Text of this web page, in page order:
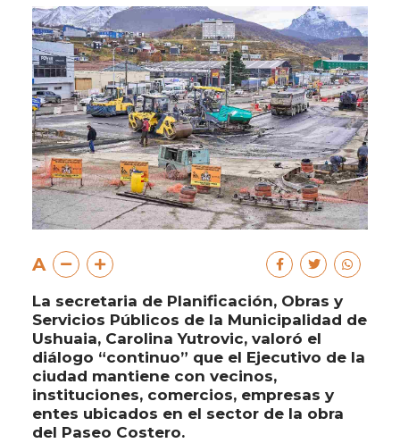
A
La secretaria de Planificación, Obras y
Servicios Públicos de la Municipalidad de
Ushuaia, Carolina Yutrovic, valoró el
diálogo “continuo” que el Ejecutivo de la
ciudad mantiene con vecinos,
instituciones, comercios, empresas y
entes ubicados en el sector de la obra
del Paseo Costero.